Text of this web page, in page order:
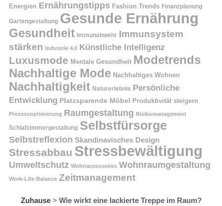
Energien Ernährungstipps Fashion Trends Finanzplanung
Gartengestaltung Gesunde Ernährung
Gesundheit Immunabwehr Immunsystem
stärken
Industrie 4.0 Künstliche Intelligenz
Luxusmode Mentale Gesundheit Modetrends
Nachhaltige Mode Nachhaltiges Wohnen
Nachhaltigkeit Naturerlebnis Persönliche
Entwicklung Platzsparende Möbel Produktivität steigern
Prozessoptimierung Raumgestaltung Risikomanagement
Schlafzimmergestaltung Selbstfürsorge
Selbstreflexion Skandinavisches Design
Stressabbau Stressbewältigung
Umweltschutz Wohnaccessoires Wohnraumgestaltung
Work-Life-Balance Zeitmanagement
Zuhause> Wie wirkt eine lackierte Treppe im Raum?